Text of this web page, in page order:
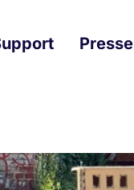
Presse